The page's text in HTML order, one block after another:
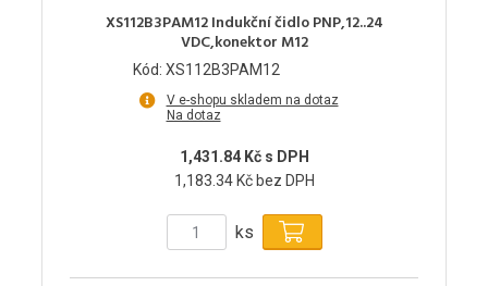
XS112B3PAM12 Indukční čidlo PNP,12..24
VDC,konektor M12
Kód: XS112B3PAM12
V e-shopu skladem na dotaz
Na dotaz
1,431.84 Kč s DPH
1,183.34 Kč bez DPH
ks